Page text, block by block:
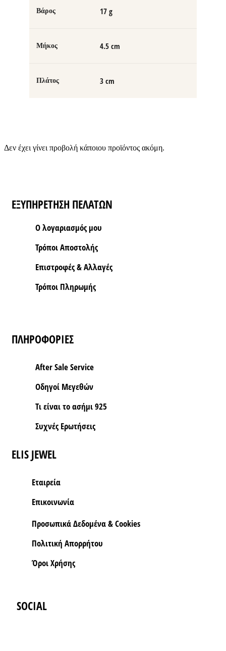
Βάρος 17 g
Μήκος 4.5 cm
Πλάτος 3 cm
Δεν έχει γίνει προβολή κάποιου προϊόντος ακόμη.
ΕΞΥΠΗΡΕΤΗΣΗ ΠΕΛΑΤΩΝ
Ο λογαριασμός μου
Τρόποι Aποστολής
Επιστροφές & Αλλαγές
Τρόποι Πληρωμής
ΠΛΗΡΟΦΟΡΙΕΣ
After Sale Service
Οδηγοί Μεγεθών
Τι είναι το ασήμι 925
Συχνές Ερωτήσεις
ELIS JEWEL
Εταιρεία
Επικοινωνία
Προσωπικά Δεδομένα & Cookies
Πολιτική Απορρήτου
Όροι Xρήσης
SOCIAL